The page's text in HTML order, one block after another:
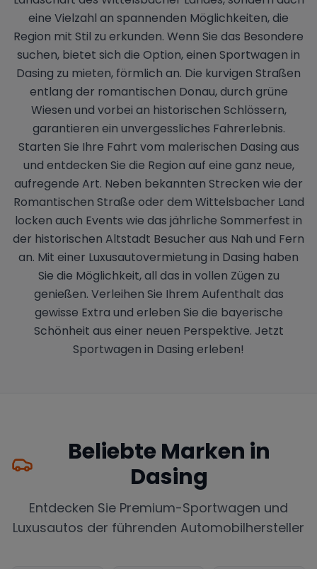
eine Vielzahl an spannenden Möglichkeiten, die
Region mit Stil zu erkunden. Wenn Sie das Besondere
suchen, bietet sich die Option, einen Sportwagen in
Dasing zu mieten, förmlich an. Die kurvigen Straßen
entlang der romantischen Donau, durch grüne
Wiesen und vorbei an historischen Schlössern,
garantieren ein unvergessliches Fahrerlebnis.
Starten Sie Ihre Fahrt vom malerischen Dasing aus
und entdecken Sie die Region auf eine ganz neue,
aufregende Art. Neben bekannten Strecken wie der
Romantischen Straße oder dem Wittelsbacher Land
locken auch Events wie das jährliche Sommerfest in
der historischen Altstadt Besucher aus Nah und Fern
an. Mit einer Luxusautovermietung in Dasing haben
Sie die Möglichkeit, all das in vollen Zügen zu
genießen. Verleihen Sie Ihrem Aufenthalt das
gewisse Extra und erleben Sie die bayerische
Schönheit aus einer neuen Perspektive. Jetzt
Sportwagen in Dasing erleben!
Beliebte Marken in
Dasing
Entdecken Sie Premium-Sportwagen und
Luxusautos der führenden Automobilhersteller